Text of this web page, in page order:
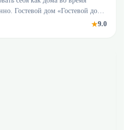
Гостевой дом «Гостевой дом
Каменномостском. Этот гостевой
★9.0